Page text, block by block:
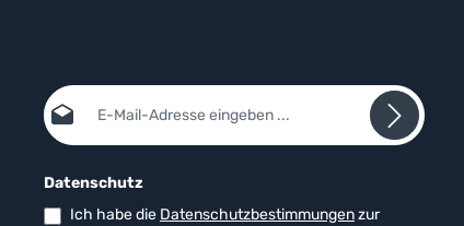
E-Mail-Adresse*
Datenschutz
Ich habe die Datenschutzbestimmungenzur